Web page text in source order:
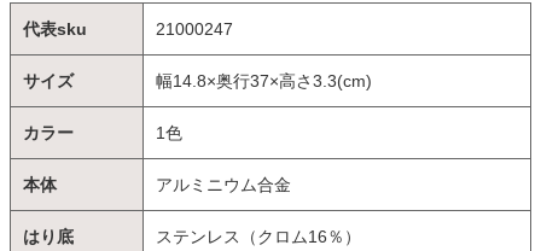
代表sku 21000247
サイズ 幅14.8×奥行37×高さ3.3(cm)
カラー 1色
本体 アルミニウム合金
はり底 ステンレス（クロム16％）